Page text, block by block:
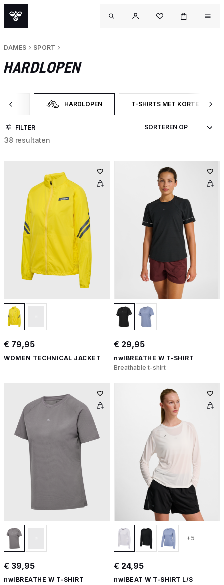
DAMES SPORT
HARDLOPEN
OP CATEGORY: SPORTHARDLOPENGESELECTEERD MOMENTEEL GEFILTERD OP
T-SHIRTS MET KORTE
FILTER OP PRODUCTTYPE:
FILTER
38 resultaten
€ 79,95
WOMEN TECHNICAL JACKET
€ 29,95
nwlBREATHE W T-SHIRT
Breathable t-shirt
€ 39,95
nwlBREATHE W T-SHIRT
+5
€ 24,95
nwlBEAT W T-SHIRT L/S